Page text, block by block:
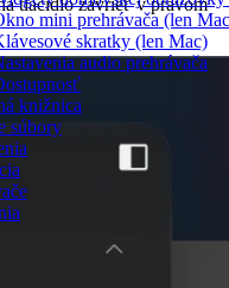
mini prehrávača (len
skratky (len Mac)
audio prehrávača
knižnica
súbory